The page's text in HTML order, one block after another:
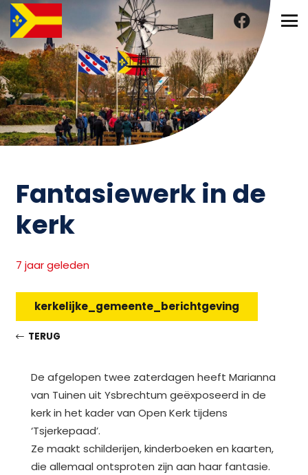
Fantasiewerk in de
kerk
7 jaar geleden
kerkelijke_gemeente_berichtgeving
TERUG
De afgelopen twee zaterdagen heeft Marianna
van Tuinen uit Ysbrechtum geëxposeerd in de
kerk in het kader van Open Kerk tijdens
‘Tsjerkepaad’.
Ze maakt schilderijen, kinderboeken en kaarten,
die allemaal ontsproten zijn aan haar fantasie.